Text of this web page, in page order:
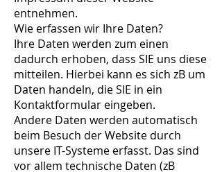
entnehmen.
Wie erfassen wir Ihre Daten?
Ihre Daten werden zum einen
dadurch erhoben, dass SIE uns diese
mitteilen. Hierbei kann es sich zB um
Daten handeln, die SIE in ein
Kontaktformular eingeben.
Andere Daten werden automatisch
beim Besuch der Website durch
unsere IT-Systeme erfasst. Das sind
vor allem technische Daten (zB